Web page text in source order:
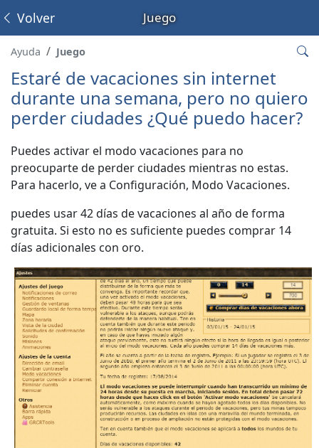
Juego
Volver
Ayuda Juego
Estaré de vacaciones sin internet
durante una semana, pero no quiero
perder ciudades ¿Qué puedo hacer?
Puedes activar el modo vacaciones para no
preocuparte de perder ciudades mientras no estas.
Para hacerlo, ve a Configuración, Modo Vacaciones.
puedes usar 42 días de vacaciones al año de forma
gratuita. Si esto no es suficiente puedes comprar 14
días adicionales con oro.